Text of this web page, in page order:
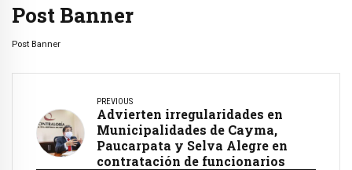
Post Banner
Post Banner
PREVIOUS
Advierten irregularidades en
Municipalidades de Cayma,
Paucarpata y Selva Alegre en
contratación de funcionarios